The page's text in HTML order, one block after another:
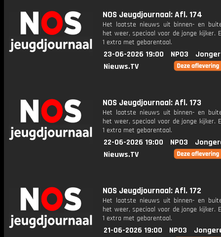
NOS Jeugdjournaal: Afl. 174
Het laatste nieuws uit binnen- en
het weer, speciaal voor de jonge kijker.
1 extra met gebarentaal.
23-06-2026 19:00 NPO3
Nieuws.TV
NOS Jeugdjournaal: Afl. 173
Het laatste nieuws uit binnen- en
het weer, speciaal voor de jonge kijker.
1 extra met gebarentaal.
22-06-2026 19:00 NPO3
Nieuws.TV
NOS Jeugdjournaal: Afl. 172
Het laatste nieuws uit binnen- en
het weer, speciaal voor de jonge kijker.
1 extra met gebarentaal.
21-06-2026 19:00 NPO3